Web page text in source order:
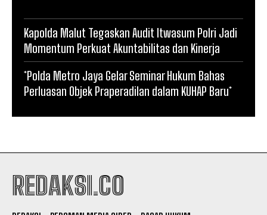
Kapolda Malut Tegaskan Audit Itwasum Polri Jadi
Momentum Perkuat Akuntabilitas dan Kinerja
*Polda Metro Jaya Gelar Seminar Hukum Bahas
Perluasan Objek Praperadilan dalam KUHAP Baru*
REDAKSI.CO